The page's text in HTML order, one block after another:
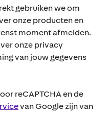
gebruiken we om
onze producten en
moment afmelden.
onze privacy
van jouw gegevens
reCAPTCHA en de
van Google zijn van